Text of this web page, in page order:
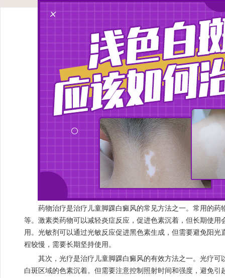
药物治疗是治疗儿童脚踝白癜风的常见方法之一。常用的药
等。激素类药物可以减轻炎症反应，促进色素沉着，但长期使用
用。光敏剂可以通过光敏反应促进黑色素生成，但需要避免阳
程较慢，需要长期坚持使用。
其次，光疗是治疗儿童脚踝白癜风的有效方法之一。光疗可
白斑区域的色素沉着。但需要注意控制照射时间和强度，避免引